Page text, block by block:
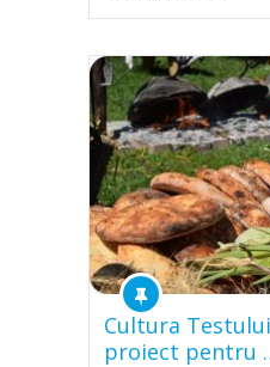
Cultura
proiect pentru